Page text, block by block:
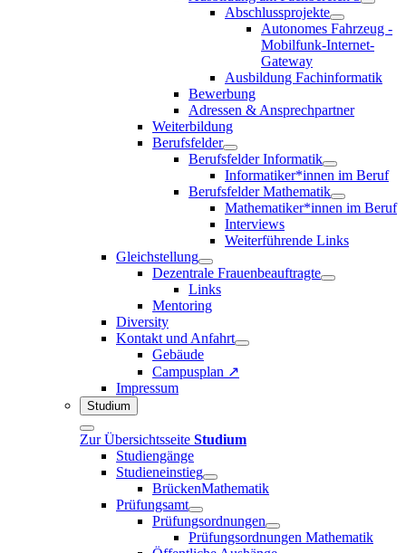
Abschlussprojekte
Autonomes Fahrzeug -
Mobilfunk-Internet-
Gateway
Ausbildung Fachinformatik
Bewerbung
Adressen & Ansprechpartner
Weiterbildung
Berufsfelder
Berufsfelder Informatik
Informatiker*innen im Beruf
Berufsfelder Mathematik
Mathematiker*innen im Beruf
Interviews
Weiterführende Links
Gleichstellung
Dezentrale Frauenbeauftragte
Links
Mentoring
Diversity
Kontakt und Anfahrt
Gebäude
Campusplan ↗
Impressum
Studium
Zur Übersichtsseite Studium
Studiengänge
Studieneinstieg
BrückenMathematik
Prüfungsamt
Prüfungsordnungen
Prüfungsordnungen Mathematik